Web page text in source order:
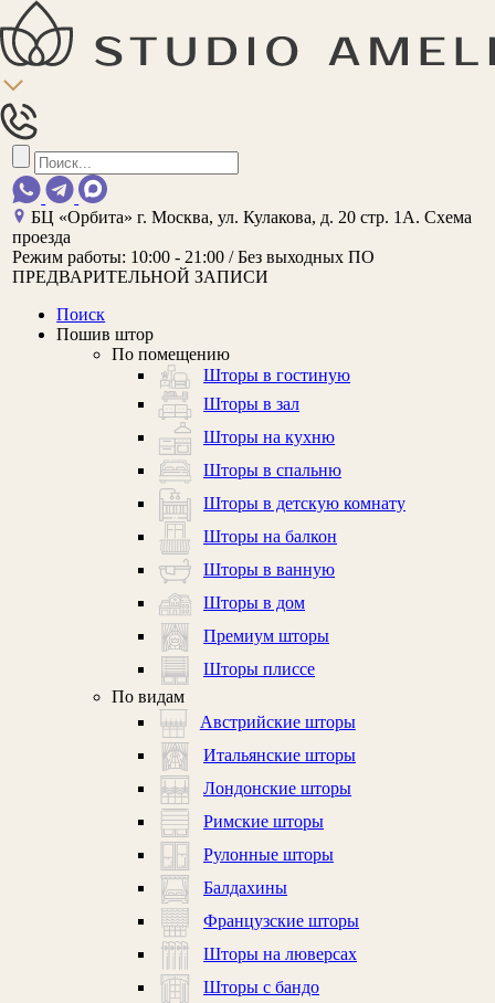
БЦ «Орбита»г. Москва, ул. Кулакова, д. 20 стр. 1А. Схема
проезда
Режим работы: 10:00 - 21:00 / Без выходных ПО
ПРЕДВАРИТЕЛЬНОЙ ЗАПИСИ
Поиск
Пошив штор
По помещению
Шторы в гостиную
Шторы в зал
Шторы на кухню
Шторы в спальню
Шторы в детскую комнату
Шторы на балкон
Шторы в ванную
Шторы в дом
Премиум шторы
Шторы плиссе
По видам
Австрийские шторы
Итальянские шторы
Лондонские шторы
Римские шторы
Рулонные шторы
Балдахины
Французские шторы
Шторы на люверсах
Шторы с бандо